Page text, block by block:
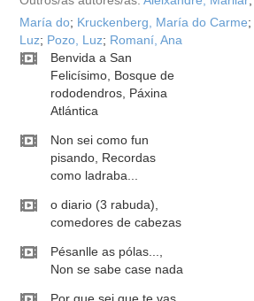
María do; Kruckenberg, María do Carme
Luz; Pozo, Luz; Romaní, Ana
Benvida a San
Felicísimo, Bosque de
rododendros, Páxina
Atlántica
Non sei como fun
pisando, Recordas
como ladraba...
o diario (3 rabuda),
comedores de cabezas
Pésanlle as pólas...,
Non se sabe case nada